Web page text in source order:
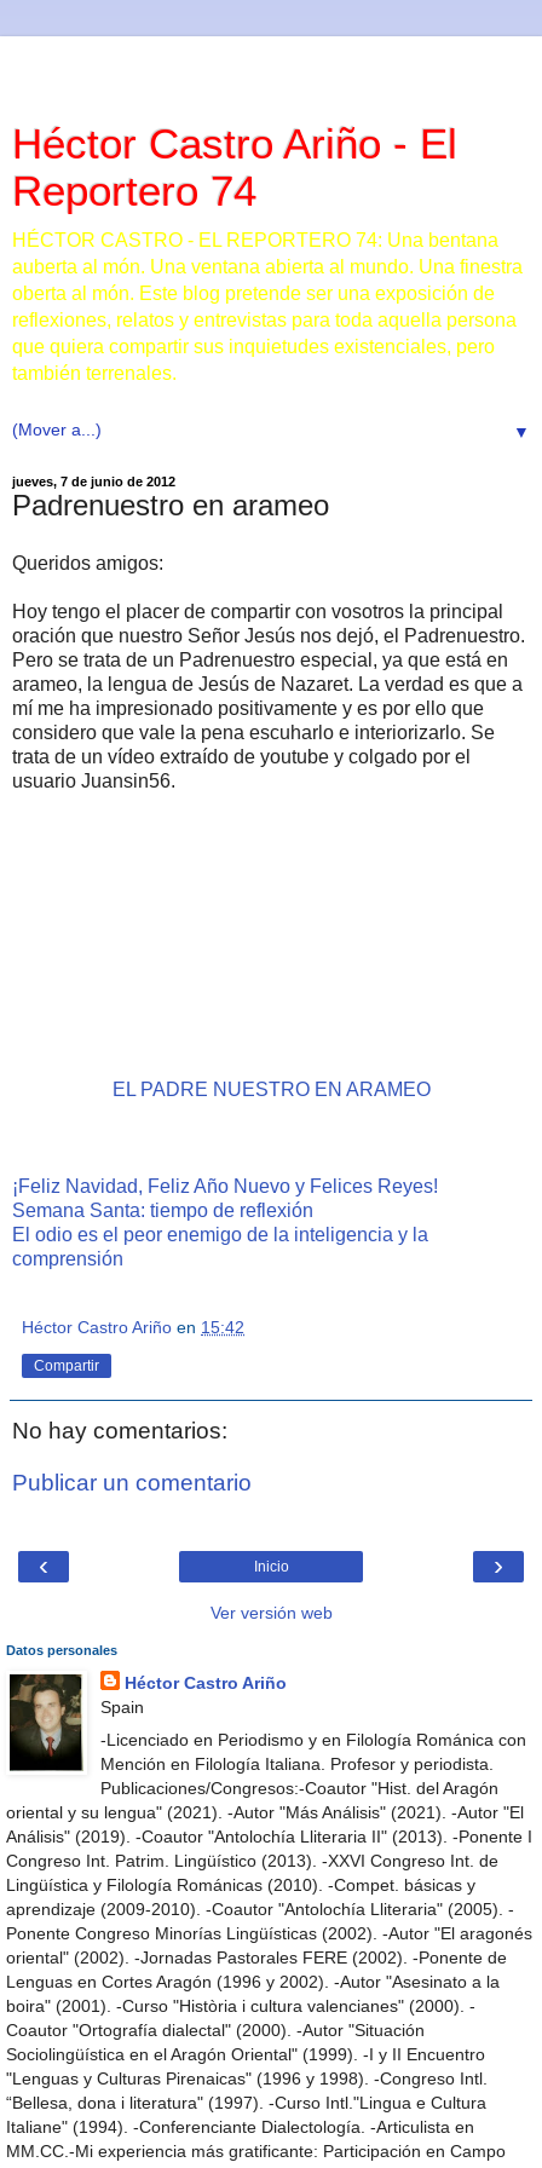
Héctor Castro Ariño - El
Reportero 74
HÉCTOR CASTRO - EL REPORTERO 74: Una bentana
auberta al món. Una ventana abierta al mundo. Una finestra
oberta al món. Este blog pretende ser una exposición de
reflexiones, relatos y entrevistas para toda aquella persona
que quiera compartir sus inquietudes existenciales, pero
también terrenales.
▼
jueves, 7 de junio de 2012
Padrenuestro en arameo
Queridos amigos:
Hoy tengo el placer de compartir con vosotros la principal
oración que nuestro Señor Jesús nos dejó, el Padrenuestro.
Pero se trata de un Padrenuestro especial, ya que está en
arameo, la lengua de Jesús de Nazaret. La verdad es que a
mí me ha impresionado positivamente y es por ello que
considero que vale la pena escuharlo e interiorizarlo. Se
trata de un vídeo extraído de youtube y colgado por el
usuario Juansin56.
EL PADRE NUESTRO EN ARAMEO
¡Feliz Navidad, Feliz Año Nuevo y Felices Reyes!
Semana Santa: tiempo de reflexión
El odio es el peor enemigo de la inteligencia y la
comprensión
Héctor Castro Ariño en 15:42
Compartir
No hay comentarios:
Publicar un comentario
‹ ›
Inicio
Ver versión web
Datos personales
Héctor Castro Ariño
Spain
-Licenciado en Periodismo y en Filología Románica con
Mención en Filología Italiana. Profesor y periodista.
Publicaciones/Congresos:-Coautor "Hist. del Aragón
oriental y su lengua" (2021). -Autor "Más Análisis" (2021). -Autor "El
Análisis" (2019). -Coautor "Antolochía Lliteraria II" (2013). -Ponente I
Congreso Int. Patrim. Lingüístico (2013). -XXVI Congreso Int. de
Lingüística y Filología Románicas (2010). -Compet. básicas y
aprendizaje (2009-2010). -Coautor "Antolochía Lliteraria" (2005). -
Ponente Congreso Minorías Lingüísticas (2002). -Autor "El aragonés
oriental" (2002). -Jornadas Pastorales FERE (2002). -Ponente de
Lenguas en Cortes Aragón (1996 y 2002). -Autor "Asesinato a la
boira" (2001). -Curso "Història i cultura valencianes" (2000). -
Coautor "Ortografía dialectal" (2000). -Autor "Situación
Sociolingüística en el Aragón Oriental" (1999). -I y II Encuentro
"Lenguas y Culturas Pirenaicas" (1996 y 1998). -Congreso Intl.
“Bellesa, dona i literatura" (1997). -Curso Intl."Lingua e Cultura
Italiane" (1994). -Conferenciante Dialectología. -Articulista en
MM.CC.-Mi experiencia más gratificante: Participación en Campo